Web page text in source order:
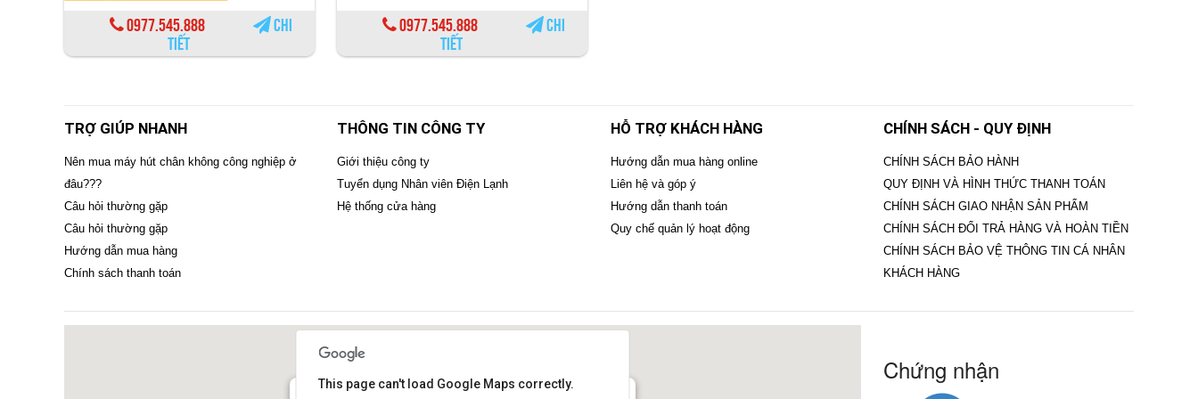
0977.545.888
Chi
tiết
0977.545.888
Chi
tiết
TRỢ GIÚP NHANH
Nên mua máy hút chân không công nghiệp ở
đâu???
Câu hỏi thường gặp
Câu hỏi thường gặp
Hướng dẫn mua hàng
Chính sách thanh toán
THÔNG TIN CÔNG TY
Giới thiệu công ty
Tuyển dụng Nhân viên Điện Lạnh
Hệ thống cửa hàng
HỖ TRỢ KHÁCH HÀNG
Hướng dẫn mua hàng online
Liên hệ và góp ý
Hướng dẫn thanh toán
Quy chế quản lý hoạt động
CHÍNH SÁCH - QUY ĐỊNH
CHÍNH SÁCH BẢO HÀNH
QUY ĐỊNH VÀ HÌNH THỨC THANH TOÁN
CHÍNH SÁCH GIAO NHẬN SẢN PHẨM
CHÍNH SÁCH ĐỔI TRẢ HÀNG VÀ HOÀN TIỀN
CHÍNH SÁCH BẢO VỆ THÔNG TIN CÁ NHÂN
KHÁCH HÀNG
This page can't load Google Maps correctly. Chứng nhận